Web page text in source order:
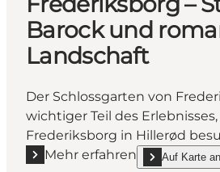
Barock und
Landschaft
Der Schlossgarten von
wichtiger Teil des
Frederiksborg in Hillerød
Mehr erfahren
Mehr erfahren Auf Karte
show